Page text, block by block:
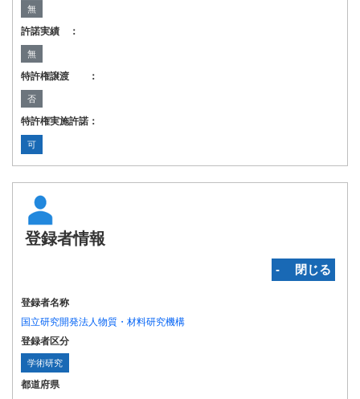
無
許諾実績 ：
無
特許権譲渡 ：
否
特許権実施許諾：
可
登録者情報
‐ 閉じる
登録者名称
国立研究開発法人物質・材料研究機構
登録者区分
学術研究
都道府県